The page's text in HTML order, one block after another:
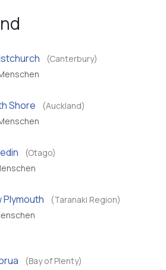
(Canterbury)
Shore
(Auckland)
(Otago)
Plymouth
(Taranaki Region)
(Bay of Plenty)